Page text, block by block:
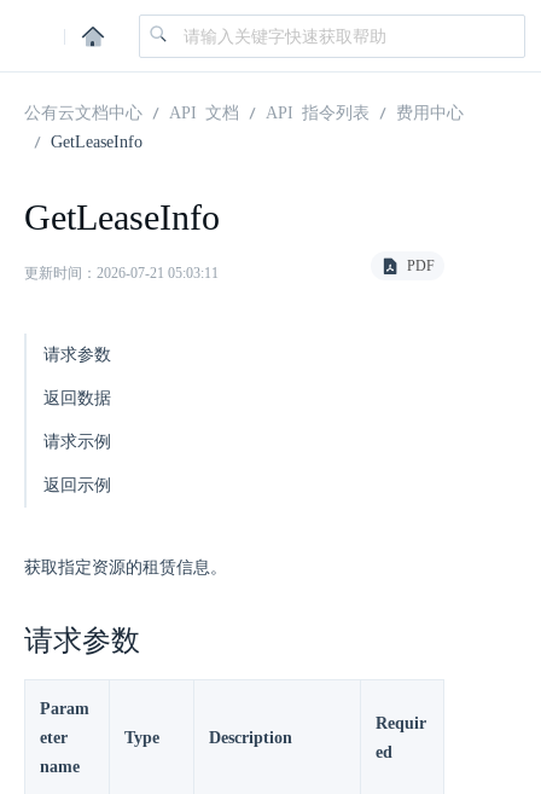
|
公有云文档中心 API 文档 API 指令列表
费用中心
GetLeaseInfo
GetLeaseInfo
更新时间：2026-07-21 05:03:11 PDF
请求参数
返回数据
请求示例
返回示例
获取指定资源的租赁信息。
请求参数
Param
eter
name
Type Description
Requir
ed